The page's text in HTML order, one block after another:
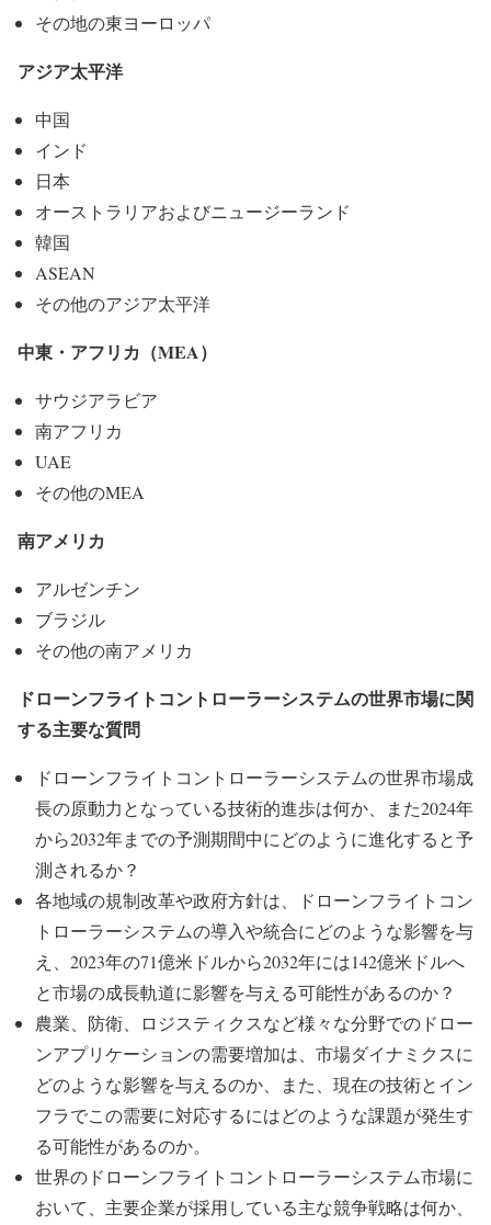
その地の東ヨーロッパ
アジア太平洋
中国
インド
日本
オーストラリアおよびニュージーランド
韓国
ASEAN
その他のアジア太平洋
中東・アフリカ（MEA）
サウジアラビア
南アフリカ
UAE
その他のMEA
南アメリカ
アルゼンチン
ブラジル
その他の南アメリカ
ドローンフライトコントローラーシステムの世界市場に関
する主要な質問
ドローンフライトコントローラーシステムの世界市場成
長の原動力となっている技術的進歩は何か、また2024年
から2032年までの予測期間中にどのように進化すると予
測されるか？
各地域の規制改革や政府方針は、ドローンフライトコン
トローラーシステムの導入や統合にどのような影響を与
え、2023年の71億米ドルから2032年には142億米ドルへ
と市場の成長軌道に影響を与える可能性があるのか？
農業、防衛、ロジスティクスなど様々な分野でのドロー
ンアプリケーションの需要増加は、市場ダイナミクスに
どのような影響を与えるのか、また、現在の技術とイン
フラでこの需要に対応するにはどのような課題が発生す
る可能性があるのか。
世界のドローンフライトコントローラーシステム市場に
おいて、主要企業が採用している主な競争戦略は何か、